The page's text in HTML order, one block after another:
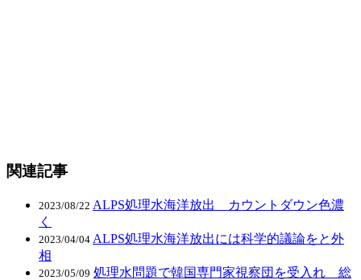
関連記事
2023/08/22 ALPS処理水海洋放出 カウントダウン色濃
く
2023/04/04 ALPS処理水海洋放出には科学的議論をと外
相
2023/05/09 処理水問題で韓国専門家視察団を受入れ 総